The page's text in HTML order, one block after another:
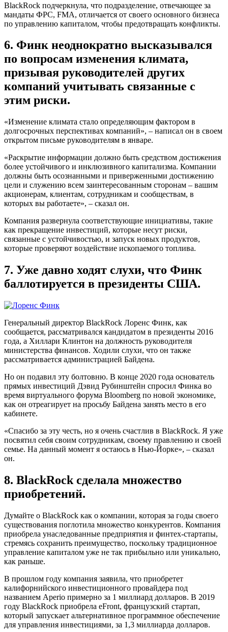
BlackRock подчеркнула, что подразделение, отвечающее за
мандаты ФРС, FMA, отличается от своего основного бизнеса
по управлению капиталом, чтобы предотвращать конфликты.
6. Финк неоднократно высказывался
по вопросам изменения климата,
призывая руководителей других
компаний учитывать связанные с
этим риски.
«Изменение климата стало определяющим фактором в
долгосрочных перспективах компаний», – написал он в своем
открытом письме руководителям в январе.
«Раскрытие информации должно быть средством достижения
более устойчивого и инклюзивного капитализма. Компании
должны быть осознанными и приверженными достижению
цели и служению всем заинтересованным сторонам – вашим
акционерам, клиентам, сотрудникам и сообществам, в
которых вы работаете», – сказал он.
Компания развернула соответствующие инициативы, такие
как прекращение инвестиций, которые несут риски,
связанные с устойчивостью, и запуск новых продуктов,
которые проверяют воздействие ископаемого топлива.
7. Уже давно ходят слухи, что Финк
баллотируется в президенты США.
Генеральный директор BlackRock Лоренс Финк, как
сообщается, рассматривался кандидатом в президенты 2016
года, а Хиллари Клинтон на должность руководителя
министерства финансов. Ходили слухи, что он также
рассматривается администрацией Байдена.
Но он подавил эту болтовню. В конце 2020 года основатель
прямых инвестиций Дэвид Рубинштейн спросил Финка во
время виртуального форума Bloomberg по новой экономике,
как он отреагирует на просьбу Байдена занять место в его
кабинете.
«Спасибо за эту честь, но я очень счастлив в BlackRock. Я уже
посвятил себя своим сотрудникам, своему правлению и своей
семье. На данный момент я остаюсь в Нью-Йорке», – сказал
он.
8. BlackRock сделала множество
приобретений.
Думайте о BlackRock как о компании, которая за годы своего
существования поглотила множество конкурентов. Компания
приобрела унаследованные предприятия и финтех-стартапы,
стремясь сохранить преимущество, поскольку традиционное
управление капиталом уже не так прибыльно или уникально,
как раньше.
В прошлом году компания заявила, что приобретет
калифорнийского инвестиционного провайдера под
названием Aperio примерно за 1 миллиард долларов. В 2019
году BlackRock приобрела eFront, французский стартап,
который запускает альтернативное программное обеспечение
для управления инвестициями, за 1,3 миллиарда долларов.